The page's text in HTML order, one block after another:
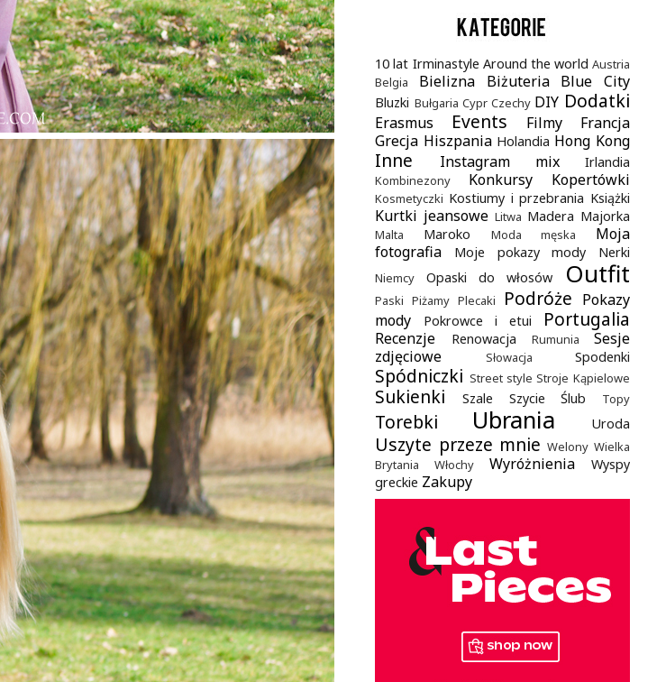
10 lat Irminastyle Around the world Austria
Belgia
Bielizna Biżuteria Blue City
Bluzki Bułgaria Cypr Czechy DIY Dodatki
Erasmus Events Filmy
Francja
Grecja Hiszpania Holandia Hong Kong
Inne Instagram mix Irlandia
Kombinezony Konkursy Kopertówki
Kosmetyczki Kostiumy i przebrania Książki
Kurtki jeansowe Litwa Madera Majorka
Malta Maroko Moda męska
Moja
fotografia
Moje pokazy mody Nerki
Niemcy Opaski do włosów Outfit
Paski Piżamy Plecaki Podróże Pokazy
mody
Pokrowce i etui Portugalia
Recenzje Renowacja Rumunia
Sesje
zdjęciowe
Słowacja Spodenki
Spódniczki Street style Stroje Kąpielowe
Sukienki Szale Szycie Ślub Topy
Torebki Ubrania Uroda
Uszyte przeze mnie Welony Wielka
Brytania
Włochy Wyróżnienia
Wyspy
greckie Zakupy